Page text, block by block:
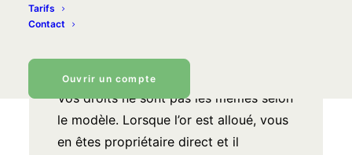
Tarifs
Contact
Ouvrir un compte
fait trois modèles de détention : un or
physique alloué à votre nom, un solde
financier indexé sur l’or.
Vos droits ne sont pas les mêmes selon
le modèle. Lorsque l’or est alloué, vous
en êtes propriétaire direct et il